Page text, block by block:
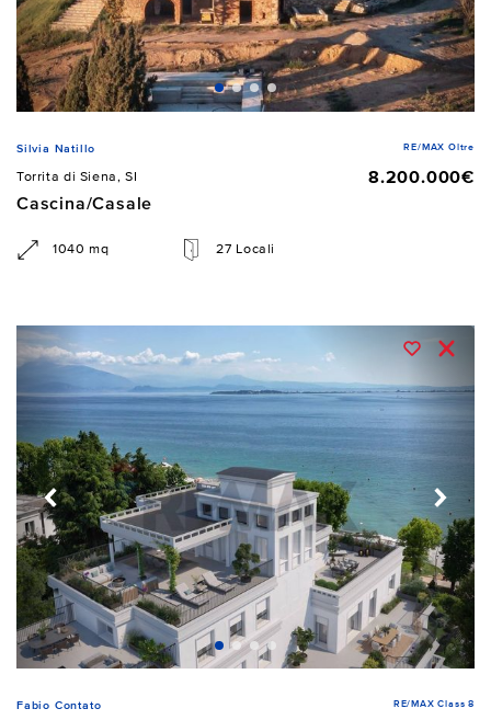
Silvia Natillo RE/MAX Oltre
Torrita di Siena, SI
8.200.000€
Cascina/Casale
1040 mq 27 Locali
Fabio Contato RE/MAX Class 8